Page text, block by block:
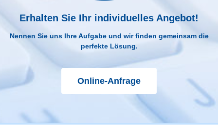
Erhalten Sie Ihr individuelles Angebot!
Nennen Sie uns Ihre Aufgabe und wir finden gemeinsam die
perfekte Lösung.
Online-Anfrage